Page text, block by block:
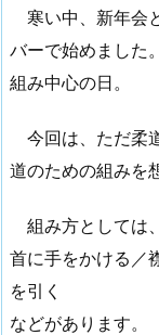
寒い中、新年会
バーで始めました
組み中心の日。
今回は、ただ柔
道のための組みを
組み方としては、
首に手をかける／
を引く
などがあります。